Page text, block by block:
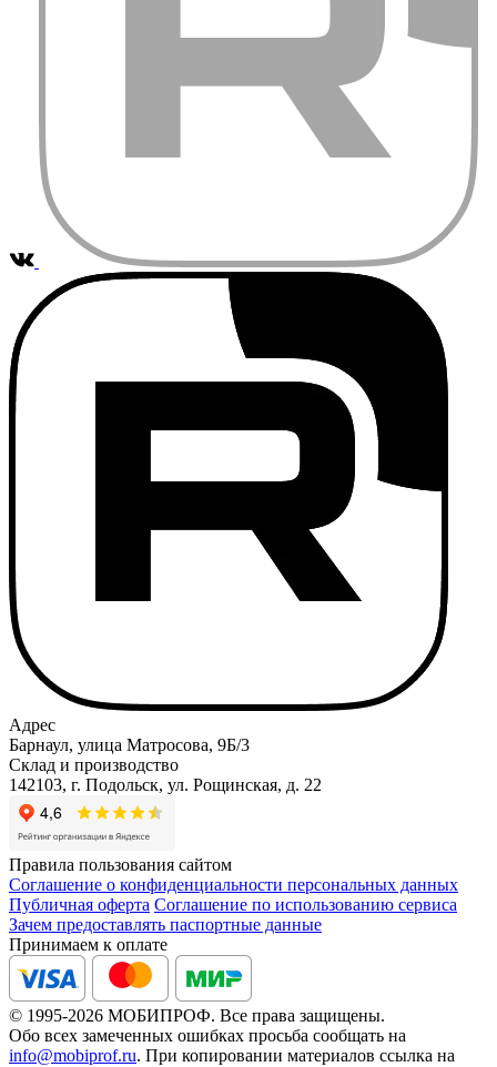
Адрес
Барнаул, улица Матросова, 9Б/3
Склад и производство
142103, г. Подольск, ул. Рощинская, д. 22
Правила пользования сайтом
Соглашение о конфиденциальности персональных данных
Публичная оферта Соглашение по использованию сервиса
Зачем предоставлять паспортные данные
Принимаем к оплате
© 1995-2026 МОБИПРОФ. Все права защищены.
Обо всех замеченных ошибках просьба сообщать на
info@mobiprof.ru. При копировании материалов ссылка на